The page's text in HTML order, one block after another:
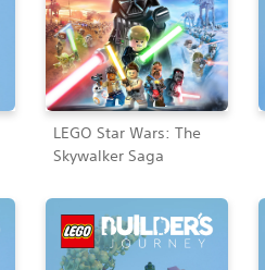
LEGO Star Wars: The
Skywalker Saga